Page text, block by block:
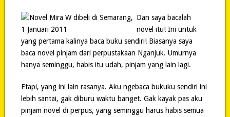
Dan saya bacalah
novel itu! Ini untuk
yang pertama kalinya baca buku sendiri! Biasanya saya
baca novel pinjam dari perpustakaan Nganjuk. Umurnya
hanya seminggu, habis itu udah, pinjam yang lain lagi.
Etapi, yang ini lain rasanya. Aku ngebaca bukuku sendiri ini
lebih santai, gak diburu waktu banget. Gak kayak pas aku
pinjam novel di perpus, yang seminggu harus habis semua